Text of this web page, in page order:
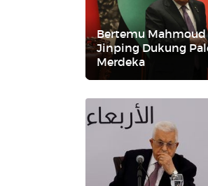
Bertemu Mahmoud
Jinping Dukung
Merdeka